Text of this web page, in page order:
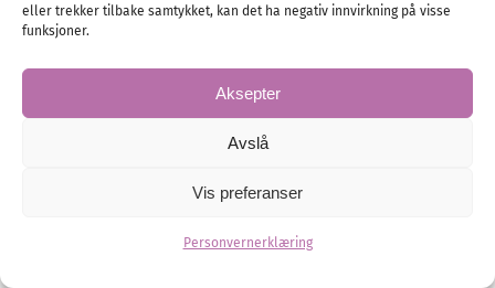
eller trekker tilbake samtykket, kan det ha negativ innvirkning på visse
funksjoner.
Aksepter
Avslå
Vis preferanser
Personvernerklæring
Taylor Swift forlovet – se
Popikonet Taylor Swift og NFL-stjernen Travis